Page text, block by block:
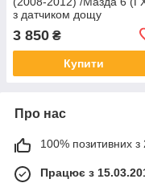
з датчиком дощу
3 850 ₴
Купити
Про нас
100% позитивних з
Працює з